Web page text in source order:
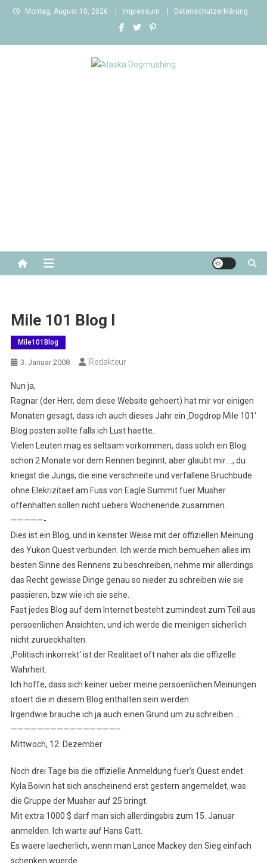
Skip
Montag, August 10, 2026 Impressum Datenschutzerklärung
Mile 101 Blog I
Mile101Blog
3. Januar 2008 Redakteur
Nun ja,
Ragnar (der Herr, dem diese Website gehoert) hat mir vor einigen
Monaten gesagt, dass ich auch dieses Jahr ein ‚Dogdrop Mile 101‘
Blog posten sollte falls ich Lust haette.
Vielen Leuten mag es seltsam vorkommen, dass solch ein Blog
schon 2 Monate vor dem Rennen beginnt, aber glaubt mir…., du
kriegst die Jungs, die eine verschneite und verfallene Bruchbude
ohne Elekrizitaet am Fuss von Eagle Summit fuer Musher
offenhalten sollen nicht uebers Wochenende zusammen.
—————-
Dies ist ein Blog, und in keinster Weise mit der offiziellen Meinung
des Yukon Quest verbunden. Ich werde mich bemuehen alles im
besten Sinne des Rennens zu beschreiben, nehme mir allerdings
das Recht gewisse Dinge genau so nieder zu schreiben wie sie
passieren, bzw wie ich sie sehe.
Fast jedes Blog auf dem Internet besteht zumindest zum Teil aus
persoenlichen Ansichten, und ich werde die meinigen sicherlich
nicht zurueckhalten.
‚Politisch inkorrekt‘ ist der Realitaet oft naher als die offizelle
Wahrheit.
Ich hoffe, dass sich keiner ueber meine persoenlichen Meinungen
stoert die in diesem Blog enthalten sein werden.
Irgendwie brauche ich ja auch einen Grund um zu schreiben…..
————————————————–
Mittwoch, 12. Dezember
Noch drei Tage bis die offizielle Anmeldung fuer’s Quest endet.
Kyla Boivin hat sich anscheinend erst gestern angemeldet, was
die Gruppe der Musher auf 25 bringt.
Mit extra 1000 $ darf man sich allerdingsbis zum 15. Januar
anmelden. Ich warte auf Hans Gatt.
Es waere laecherlich, wenn man Lance Mackey den Sieg einfach
schenken wuerde.